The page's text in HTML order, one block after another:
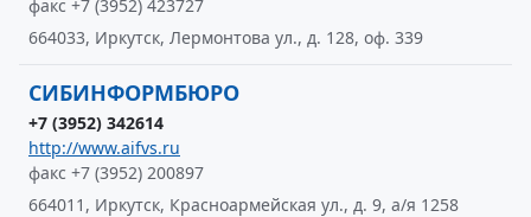
факс +7 (3952) 423727
664033, Иркутск, Лермонтова ул., д. 128, оф. 339
СИБИНФОРМБЮРО
+7 (3952) 342614
http://www.aifvs.ru
факс +7 (3952) 200897
664011, Иркутск, Красноармейская ул., д. 9, а/я 1258